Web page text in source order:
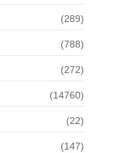
(289)
(788)
(272)
(14760)
(22)
(147)